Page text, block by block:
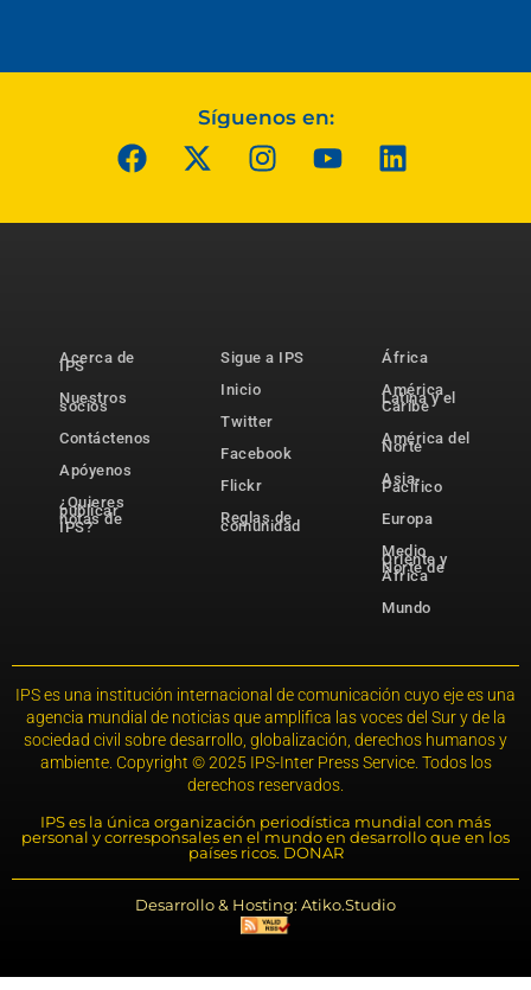
Síguenos en:
Acerca de
IPS
Nuestros
socios
Contáctenos
Apóyenos
¿Quieres
publicar
notas de
IPS?
Sigue a IPS
Inicio
Twitter
Facebook
Flickr
Reglas de
comunidad
África
América
Latina y el
Caribe
América del
Norte
Asia-
Pacífico
Europa
Medio
Oriente y
Norte de
África
Mundo
IPS es una institución internacional de comunicación cuyo eje es una
agencia mundial de noticias que amplifica las voces del Sur y de la
sociedad civil sobre desarrollo, globalización, derechos humanos y
ambiente. Copyright © 2025 IPS-Inter Press Service. Todos los
derechos reservados.
IPS es la única organización periodística mundial con más
personal y corresponsales en el mundo en desarrollo que en los
países ricos. DONAR
Desarrollo & Hosting: Atiko.Studio